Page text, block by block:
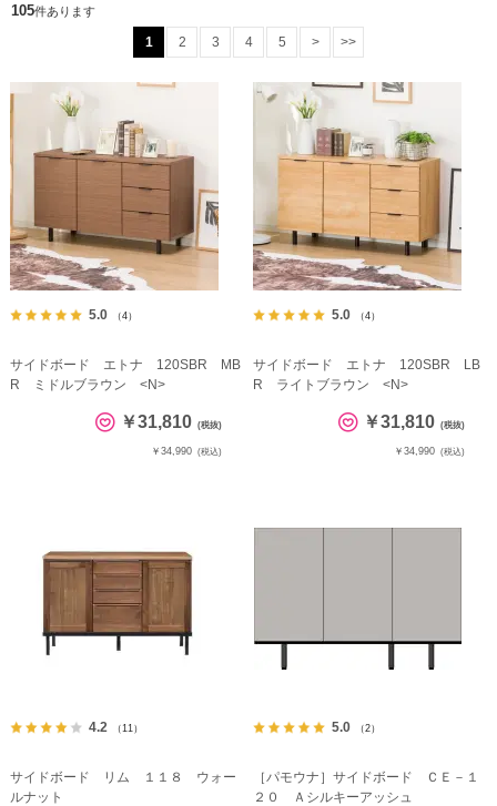
105件あります
1 2 3 4 5 > >>
5.0 （4）
サイドボード エトナ 120SBR MB
R ミドルブラウン <N>
￥31,810 (税抜)
￥34,990 (税込)
5.0 （4）
サイドボード エトナ 120SBR LB
R ライトブラウン <N>
￥31,810 (税抜)
￥34,990 (税込)
4.2 （11）
サイドボード リム １１８ ウォー
ルナット
5.0 （2）
［パモウナ］サイドボード ＣＥ－１
２０ Ａシルキーアッシュ